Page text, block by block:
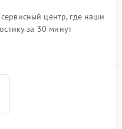
центр, где наши
за 30 минут